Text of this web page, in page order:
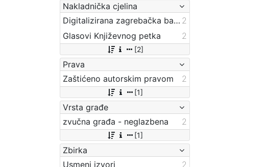
Nakladnička cjelina
Digitalizirana zagrebačka baština 2
Glasovi Književnog petka
2
[2]
Prava
Zaštićeno autorskim pravom
2
[1]
Vrsta građe
zvučna građa - neglazbena
2
[1]
Zbirka
Usmeni izvori
2